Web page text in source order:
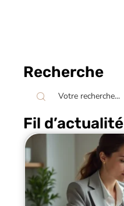
Recherche
Fil d’actualité